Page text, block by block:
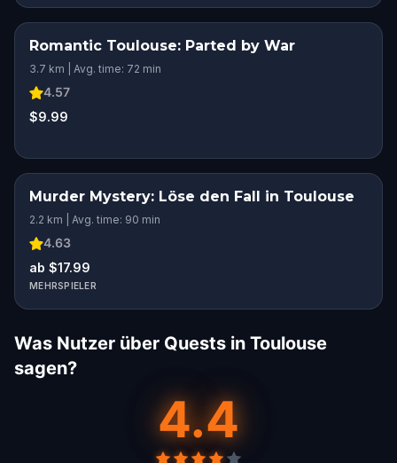
Romantic Toulouse: Parted by War
3.7 km | Avg. time: 72 min
4.57
$9.99
Murder Mystery: Löse den Fall in Toulouse
2.2 km | Avg. time: 90 min
4.63
ab $17.99
MEHRSPIELER
Was Nutzer über Quests in Toulouse
sagen?
4.4